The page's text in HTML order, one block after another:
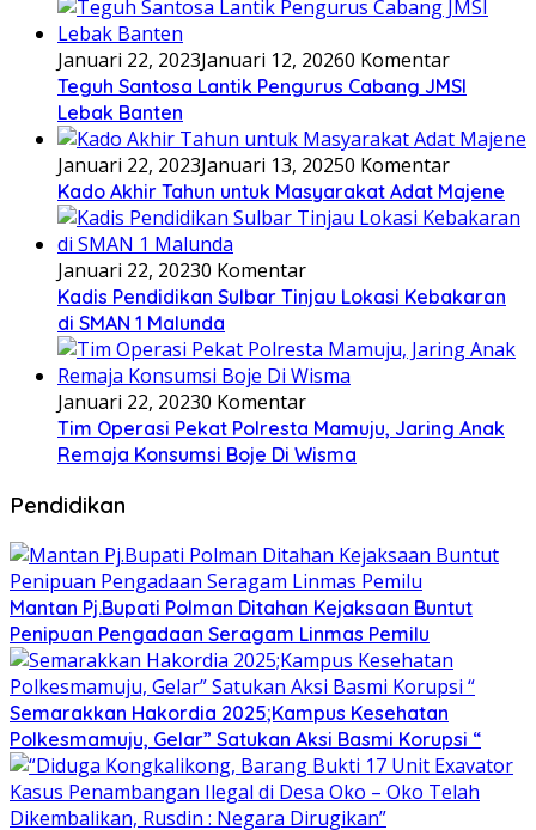
Januari 22, 2023Januari 12, 20260 Komentar
Teguh Santosa Lantik Pengurus Cabang JMSI
Lebak Banten
Januari 22, 2023Januari 13, 20250 Komentar
Kado Akhir Tahun untuk Masyarakat Adat Majene
Januari 22, 20230 Komentar
Kadis Pendidikan Sulbar Tinjau Lokasi Kebakaran
di SMAN 1 Malunda
Januari 22, 20230 Komentar
Tim Operasi Pekat Polresta Mamuju, Jaring Anak
Remaja Konsumsi Boje Di Wisma
Pendidikan
Mantan Pj.Bupati Polman Ditahan Kejaksaan Buntut
Penipuan Pengadaan Seragam Linmas Pemilu
Semarakkan Hakordia 2025;Kampus Kesehatan
Polkesmamuju, Gelar” Satukan Aksi Basmi Korupsi “